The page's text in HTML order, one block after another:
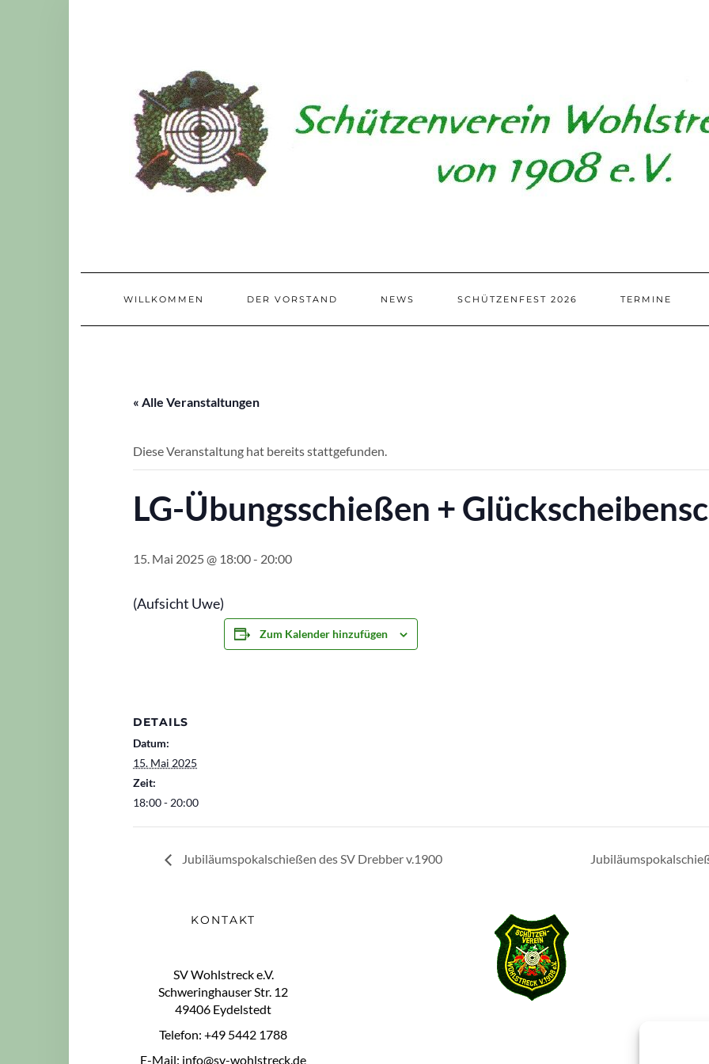
WILLKOMMEN DER VORSTAND NEWS SCHÜTZENFEST 2026 TERMINE
« Alle Veranstaltungen
Diese Veranstaltung hat bereits stattgefunden.
LG-Übungsschießen +
15. Mai 2025 @ 18:00- 20:00
(Aufsicht Uwe)
Zum Kalender hinzufügen
DETAILS
Datum:
15. Mai 2025
Zeit:
18:00 - 20:00
Jubiläumspokalschießen des SV Drebber v.1900
KONTAKT
SV Wohlstreck e.V.
Schweringhauser Str. 12
49406 Eydelstedt
Telefon: +49 5442 1788
E-Mail: info@sv-wohlstreck.de